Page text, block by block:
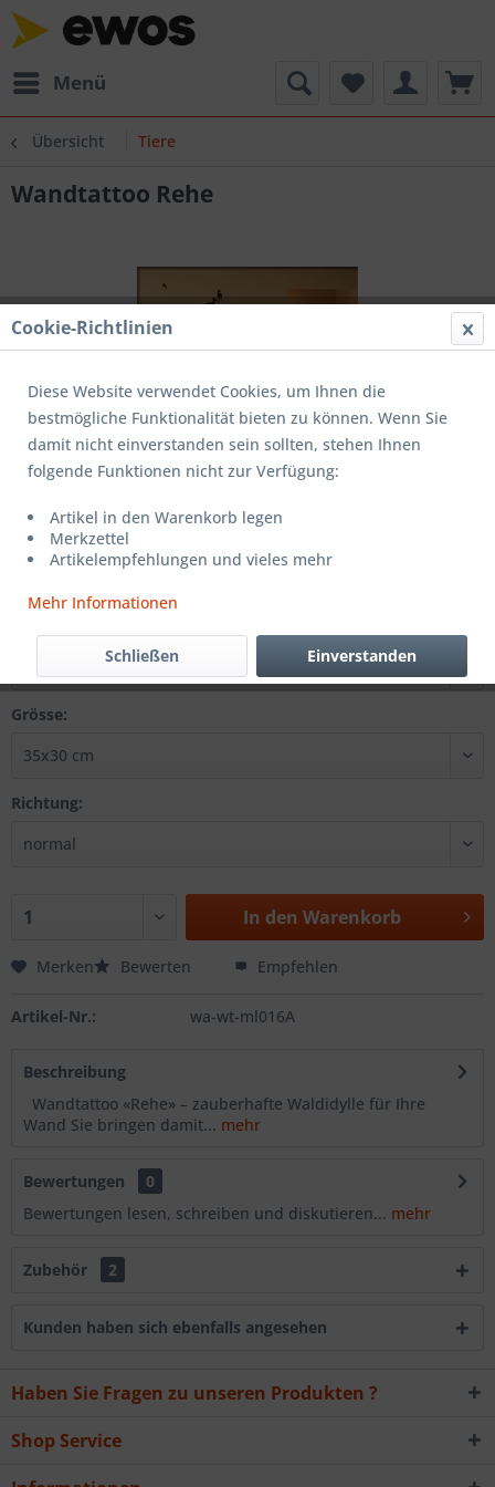
Menü
Übersicht Tiere
Wandtattoo Rehe
CHF 19.90 *
inkl. MwSt.zzgl. Versandkosten
Grösse:
Richtung:
In den Warenkorb
Merken Bewerten Empfehlen
Artikel-Nr.: wa-wt-ml016A
Beschreibung
Wandtattoo «Rehe» – zauberhafte Waldidylle für Ihre
Wand Sie bringen damit... mehr
Bewertungen
0
Bewertungen lesen, schreiben und diskutieren... mehr
Zubehör 2
Kunden haben sich ebenfalls angesehen
Haben Sie Fragen zu unseren Produkten ?
Shop Service
Cookie-Richtlinien
Diese Website verwendet Cookies, um Ihnen die
bestmögliche Funktionalität bieten zu können. Wenn Sie
damit nicht einverstanden sein sollten, stehen Ihnen
folgende Funktionen nicht zur Verfügung:
Artikel in den Warenkorb legen
Merkzettel
Artikelempfehlungen und vieles mehr
Mehr Informationen
Einverstanden
Schließen